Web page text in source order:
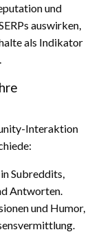
und
auswirken,
als Indikator
Interaktion
Subreddits,
Antworten.
und Humor,